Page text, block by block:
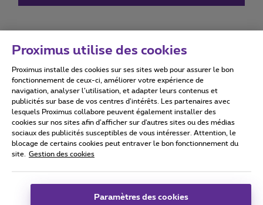
Conditions d'utilisation Accessibility statement
Tous droits réservés. © 2026 Proximus
Conditions générales, info consommateur
Coordonnées de l’entreprise
Proximus utilise des cookies
Proximus installe des cookies sur ses sites web pour assurer le bon
fonctionnement de ceux-ci, améliorer votre expérience de
navigation, analyser l’utilisation, et adapter leurs contenus et
publicités sur base de vos centres d’intérêts. Les partenaires avec
lesquels Proximus collabore peuvent également installer des
cookies sur nos sites afin d’afficher sur d'autres sites ou des médias
sociaux des publicités susceptibles de vous intéresser. Attention, le
blocage de certains cookies peut entraver le bon fonctionnement du
site.
Gestion des cookies
Paramètres des cookies